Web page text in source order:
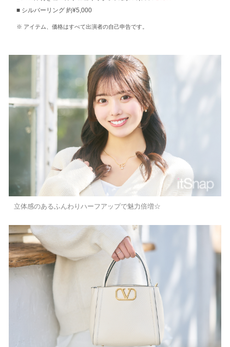
シルバーリング 約¥5,000
アイテム、価格はすべて出演者の自己申告です。
立体感のあるふんわりハーフアップで魅力倍増☆